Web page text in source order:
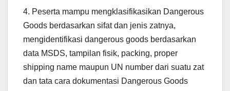
4. Peserta mampu mengklasifikasikan Dangerous
Goods berdasarkan sifat dan jenis zatnya,
mengidentifikasi dangerous goods berdasarkan
data MSDS, tampilan fisik, packing, proper
shipping name maupun UN number dari suatu zat
dan tata cara dokumentasi Dangerous Goods